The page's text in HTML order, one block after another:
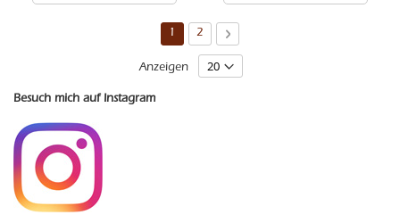
SeiteSie lesen gerade Seite
1 Seite
2 Seite
Weiter
Anzeigen
Besuch mich auf Instagram